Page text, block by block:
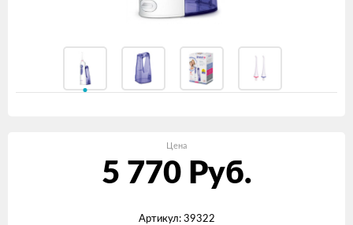
Цена
5 770 Руб.
Артикул: 39322